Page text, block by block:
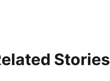
Stories